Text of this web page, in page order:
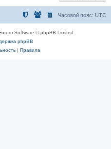
Часовой пояс: UTC
Software © phpBB Limited
phpBB
| Правила